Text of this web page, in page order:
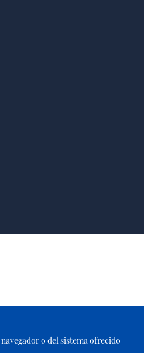
o del sistema ofrecido